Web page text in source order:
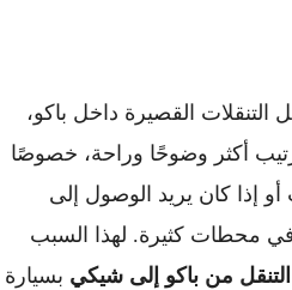
القصيرة داخل باكو،
أكثر وضوحًا وراحة، خصوصًا
أو إذا كان يريد الوصول إلى
محطات كثيرة. لهذا السبب
التنقل من باكو إلى شيكي بسيارة